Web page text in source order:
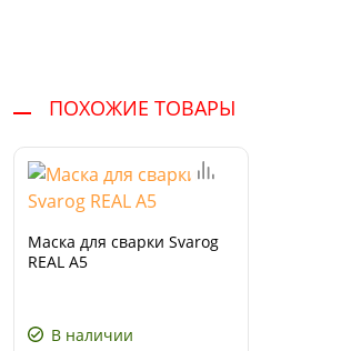
ПОХОЖИЕ ТОВАРЫ
Маска для сварки Svarog
REAL A5
В наличии